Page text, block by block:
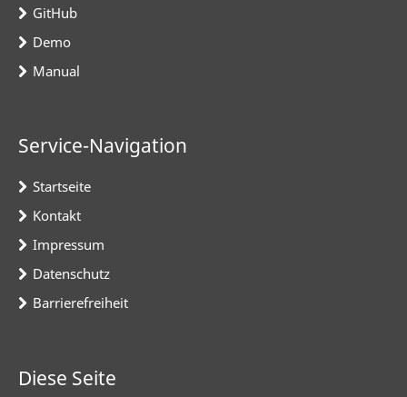
GitHub
Demo
Manual
Service-Navigation
Startseite
Kontakt
Impressum
Datenschutz
Barrierefreiheit
Diese Seite